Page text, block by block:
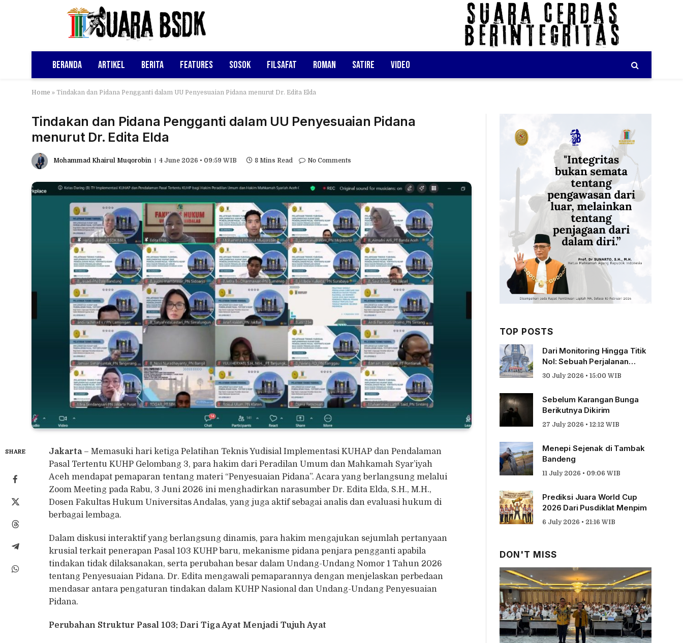
Beranda Artikel Berita Features Sosok Filsafat Roman Satire Video
Home » Tindakan dan Pidana Pengganti dalam UU Penyesuaian Pidana menurut Dr. Edita Elda
Tindakan dan Pidana Pengganti dalam UU Penyesuaian Pidana
menurut Dr. Edita Elda
Mohammad Khairul Muqorobin 4 June 2026 • 09:59 WIB 8 Mins Read No Comments
SHARE Jakarta– Memasuki hari ketiga Pelatihan Teknis Yudisial Implementasi KUHAP dan Pendalaman
Pasal Tertentu KUHP Gelombang 3, para hakim dari Peradilan Umum dan Mahkamah Syar’iyah
Aceh mendapat pemaparan tentang materi “Penyesuaian Pidana”. Acara yang berlangsung melalui
Zoom Meeting pada Rabu, 3 Juni 2026 ini menghadirkan narasumber Dr. Edita Elda, S.H., M.H.,
Dosen Fakultas Hukum Universitas Andalas, yang juga aktif sebagai analis dan evaluasi hukum di
berbagai lembaga.
Dalam diskusi interaktif yang berlangsung dinamis, para hakim mengajukan sejumlah pertanyaan
krusial terkait penerapan Pasal 103 KUHP baru, mekanisme pidana penjara pengganti apabila
tindakan tidak dilaksanakan, serta perubahan besar dalam Undang-Undang Nomor 1 Tahun 2026
tentang Penyesuaian Pidana. Dr. Edita mengawali pemaparannya dengan menjelaskan perbedaan
mendasar antara pengaturan tindakan dalam KUHP Nasional dan Undang-Undang Penyesuaian
Pidana.
Perubahan Struktur Pasal 103: Dari Tiga Ayat Menjadi Tujuh Ayat
TOP POSTS
Dari Monitoring Hingga Titik
Nol: Sebuah Perjalanan
Tentang Pengabdian
30 July 2026 • 15:00 WIB
Sebelum Karangan Bunga
Berikutnya Dikirim
27 July 2026 • 12:12 WIB
Menepi Sejenak di Tambak
Bandeng
11 July 2026 • 09:06 WIB
Prediksi Juara World Cup
2026 Dari Pusdiklat Menpim
6 July 2026 • 21:16 WIB
DON'T MISS